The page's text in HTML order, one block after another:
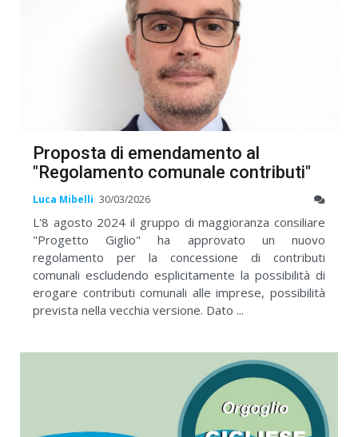
Proposta di emendamento al
"Regolamento comunale contributi"
Luca Mibelli 30/03/2026
L'8 agosto 2024 il gruppo di maggioranza consiliare
"Progetto Giglio" ha approvato un nuovo
regolamento per la concessione di contributi
comunali escludendo esplicitamente la possibilità di
erogare contributi comunali alle imprese, possibilità
prevista nella vecchia versione. Dato ...